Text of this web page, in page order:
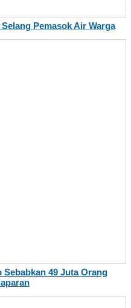
Pemasok Air Warga
49 Juta Orang